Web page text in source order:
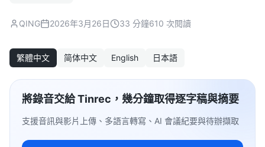
QING 2026年3月26日 33 分鐘610 次閱讀
繁體中文 简体中文 English 日本語
將錄音交給 Tinrec，幾分鐘取得逐字稿與摘要
支援音訊與影片上傳、多語言轉寫、AI 會議紀要與待辦擷取